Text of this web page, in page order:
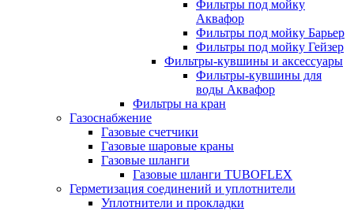
Фильтры под мойку
Аквафор
Фильтры под мойку Барьер
Фильтры под мойку Гейзер
Фильтры-кувшины и аксессуары
Фильтры-кувшины для
воды Аквафор
Фильтры на кран
Газоснабжение
Газовые счетчики
Газовые шаровые краны
Газовые шланги
Газовые шланги TUBOFLEX
Герметизация соединений и уплотнители
Уплотнители и прокладки